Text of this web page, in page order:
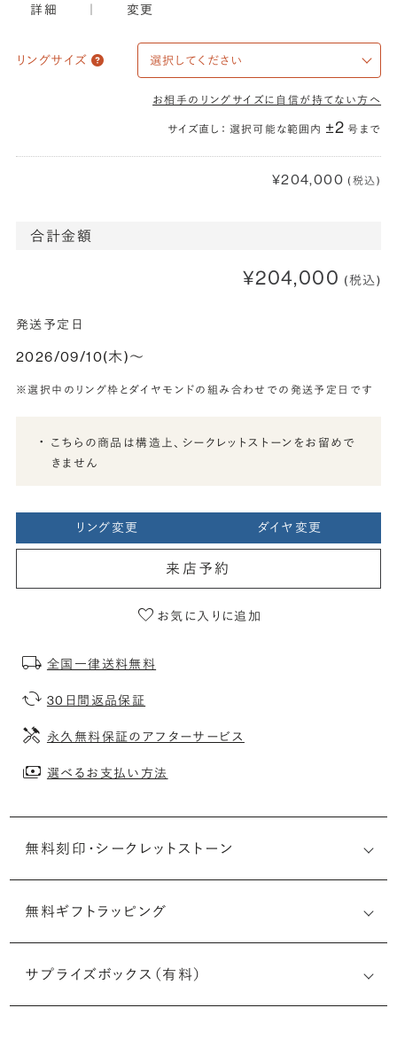
詳細 変更
リングサイズ
お相手のリングサイズに自信が持てない方へ
サイズ直し： 選択可能な範囲内 ±2 号まで
¥204,000 (税込)
合計金額
¥204,000 (税込)
発送予定日
2026/09/10(木)〜
※選択中のリング枠とダイヤモンドの組み合わせでの発送予定日です
こちらの商品は構造上、シークレットストーンをお留めで
きません
リング変更 ダイヤ変更
来店予約
お気に入りに追加
全国一律送料無料
30日間返品保証
永久無料保証のアフターサービス
選べるお支払い方法
無料刻印・ シークレットストーン
刻印メッセージ：アルファベット6文字まで刻印可能
印することができます。注文前だけでなく購入後の刻印も、
リングに初めて施す初回の刻印は、無料にて承ります（デザ
無料ギフトラッピング
サプライズボックス（有料）